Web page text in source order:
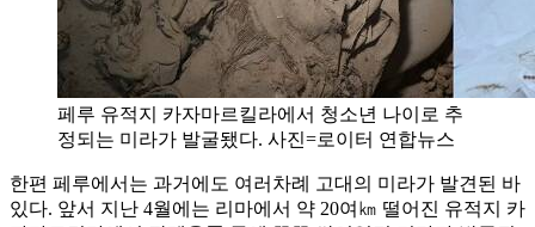
페루 유적지 카자마르킬라에서 청소년 나이로 추
정되는 미라가 발굴됐다. 사진=로이터 연합뉴스
한편 페루에서는 과거에도 여러차례 고대의 미라가 발견된 바
있다. 앞서 지난 4월에는 리마에서 약 20여㎞ 떨어진 유적지 카